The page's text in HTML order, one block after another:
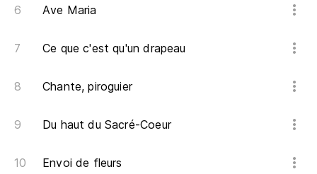
Ave Maria
Ce que c'est qu'un drapeau
Chante, piroguier
Du haut du Sacré-Coeur
Envoi de fleurs